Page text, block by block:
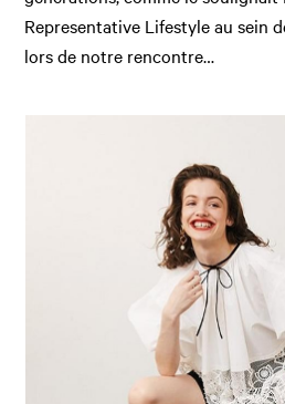
Representative Lifestyle au sein
lors de notre rencontre…